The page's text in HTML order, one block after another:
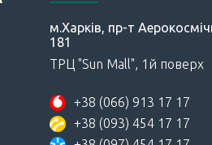
м.Харків, пр-т
181
ТРЦ "Sun Mall", 1й поверх
+38 (066) 913 17 17
+38 (093) 454 17 17